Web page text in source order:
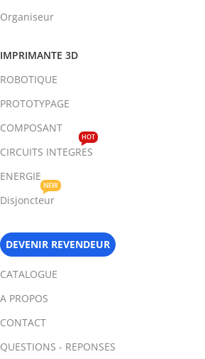
Organiseur
IMPRIMANTE 3D
ROBOTIQUE
PROTOTYPAGE
COMPOSANT
CIRCUITS INTEGRES
HOT
ENERGIE
Disjoncteur
NEW
DEVENIR REVENDEUR
CATALOGUE
A PROPOS
CONTACT
QUESTIONS - REPONSES